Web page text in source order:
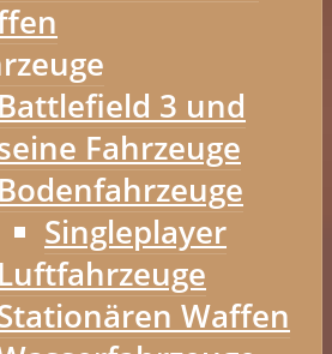
Battlefield 3 und
Fahrzeuge
Bodenfahrzeuge
Singleplayer
Luftfahrzeuge
Waffen